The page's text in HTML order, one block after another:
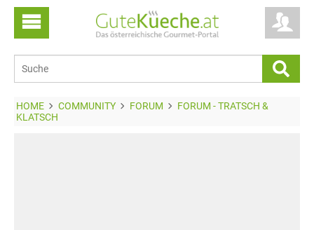
HOME COMMUNITY FORUM
FORUM - TRATSCH &
KLATSCH